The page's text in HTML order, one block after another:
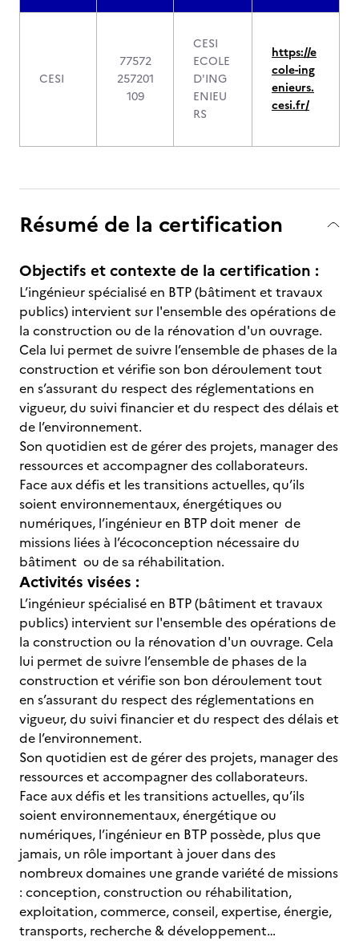
CESI
77572
257201
109
CESI
ECOLE
D'ING
ENIEU
RS
https://e
cole-ing
enieurs.
cesi.fr/
Résumé de la certification
Objectifs et contexte de la certification :
L’ingénieur spécialisé en BTP (bâtiment et travaux
publics) intervient sur l'ensemble des opérations de
la construction ou de la rénovation d'un ouvrage.
Cela lui permet de suivre l’ensemble de phases de la
construction et vérifie son bon déroulement tout
en s’assurant du respect des réglementations en
vigueur, du suivi financier et du respect des délais et
de l’environnement.
Son quotidien est de gérer des projets, manager des
ressources et accompagner des collaborateurs.
Face aux défis et les transitions actuelles, qu’ils
soient environnementaux, énergétiques ou
numériques, l’ingénieur en BTP doit mener de
missions liées à l’écoconception nécessaire du
bâtiment ou de sa réhabilitation.
Activités visées :
L’ingénieur spécialisé en BTP (bâtiment et travaux
publics) intervient sur l'ensemble des opérations de
la construction ou la rénovation d'un ouvrage. Cela
lui permet de suivre l’ensemble de phases de la
construction et vérifie son bon déroulement tout
en s’assurant du respect des réglementations en
vigueur, du suivi financier et du respect des délais et
de l’environnement.
Son quotidien est de gérer des projets, manager des
ressources et accompagner des collaborateurs.
Face aux défis et les transitions actuelles, qu’ils
soient environnementaux, énergétique ou
numériques, l’ingénieur en BTP possède, plus que
jamais, un rôle important à jouer dans des
nombreux domaines une grande variété de missions
: conception, construction ou réhabilitation,
exploitation, commerce, conseil, expertise, énergie,
transports, recherche & développement…